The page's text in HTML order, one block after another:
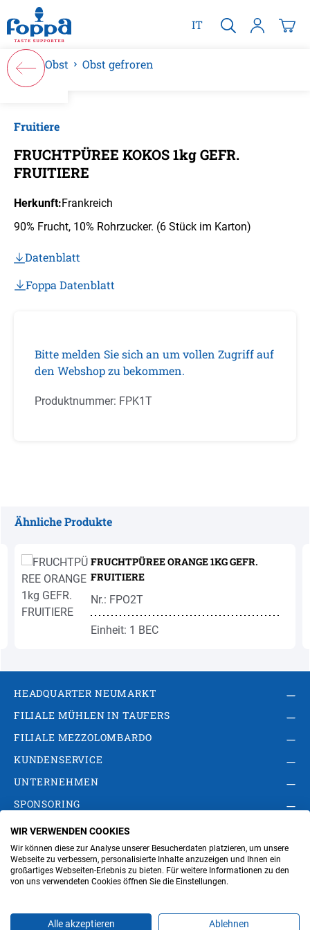
springen
IT
Obst Obst gefroren
Fruitiere
FRUCHTPÜREE KOKOS 1kg GEFR.
FRUITIERE
Herkunft:Frankreich
90% Frucht, 10% Rohrzucker. (6 Stück im Karton)
Datenblatt
Foppa Datenblatt
Bitte melden Sie sich an um vollen Zugriff auf
den Webshop zu bekommen.
Produktnummer: FPK1T
Ähnliche Produkte
FRUCHTPÜREE ORANGE 1KG GEFR.
FRUITIERE
Nr.: FPO2T
Einheit: 1 BEC
HEADQUARTER NEUMARKT
FILIALE MÜHLEN IN TAUFERS
FILIALE MEZZOLOMBARDO
KUNDENSERVICE
UNTERNEHMEN
SPONSORING
AGB Privacy Policy
Impressum
Cookie-Einstellungen ändern
Verwaltung
WIR VERWENDEN COOKIES
Wir können diese zur Analyse unserer Besucherdaten platzieren, um unsere
Webseite zu verbessern, personalisierte Inhalte anzuzeigen und Ihnen ein
großartiges Webseiten-Erlebnis zu bieten. Für weitere Informationen zu den
von uns verwendeten Cookies öffnen Sie die Einstellungen.
Alle akzeptieren Ablehnen